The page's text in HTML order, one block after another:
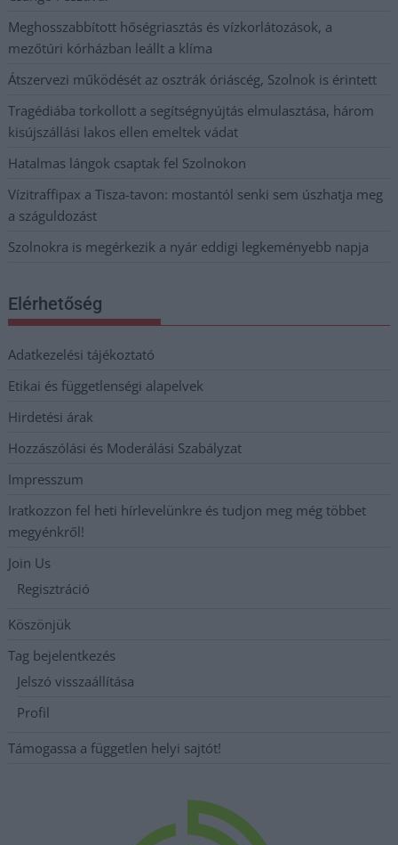
Meghosszabbított hőségriasztás és vízkorlátozások, a
mezőtúri kórházban leállt a klíma
Átszervezi működését az osztrák óriáscég, Szolnok is érintett
Tragédiába torkollott a segítségnyújtás elmulasztása, három
kisújszállási lakos ellen emeltek vádat
Hatalmas lángok csaptak fel Szolnokon
Vízitraffipax a Tisza-tavon: mostantól senki sem úszhatja meg
a száguldozást
Szolnokra is megérkezik a nyár eddigi legkeményebb napja
Elérhetőség
Adatkezelési tájékoztató
Etikai és függetlenségi alapelvek
Hirdetési árak
Hozzászólási és Moderálási Szabályzat
Impresszum
Iratkozzon fel heti hírlevelünkre és tudjon meg még többet
megyénkről!
Join Us
Regisztráció
Köszönjük
Tag bejelentkezés
Jelszó visszaállítása
Profil
Támogassa a független helyi sajtót!